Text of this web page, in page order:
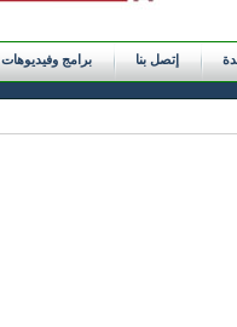
برامج وفيديوهات إتصل بنا